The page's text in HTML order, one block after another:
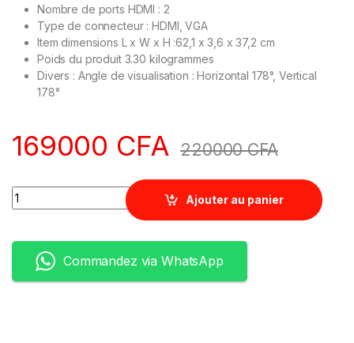
Nombre de ports HDMI : 2
Type de connecteur : HDMI, VGA
Item dimensions L x W x H :62,1 x 3,6 x 37,2 cm
Poids du produit 3.30 kilogrammes
Divers : Angle de visualisation : Horizontal 178°, Vertical
178°
169000 CFA 220000CFA
Quantity
Ajouter au panier
Commandez via WhatsApp